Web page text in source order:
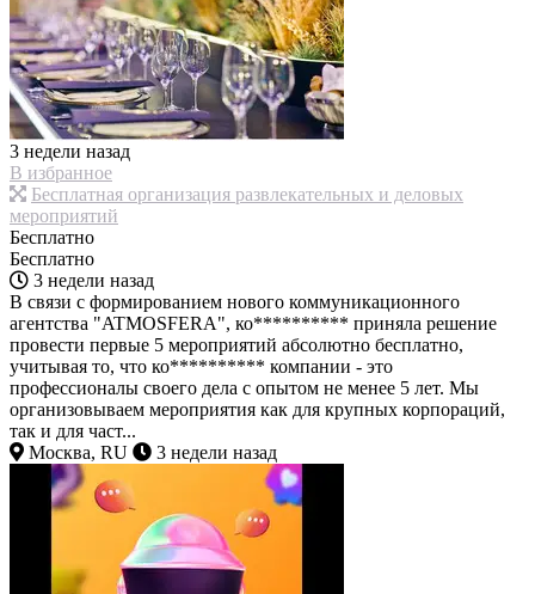
3 недели назад
В избранное
Бесплатная организация развлекательных и деловых
мероприятий
Бесплатно
Бесплатно
3 недели назад
В связи с формированием нового коммуникационного
агентства "ATMOSFERA", ко********** приняла решение
провести первые 5 мероприятий абсолютно бесплатно,
учитывая то, что ко********** компании - это
профессионалы своего дела с опытом не менее 5 лет. Мы
организовываем мероприятия как для крупных корпораций,
так и для част...
Москва, RU
3 недели назад